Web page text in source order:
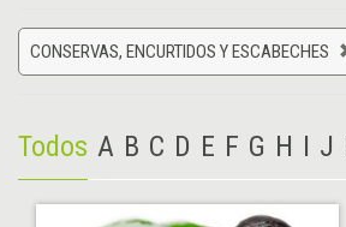
CONSERVAS, ENCURTIDOS Y ESCABECHES
Todos A B C D E F G H I J